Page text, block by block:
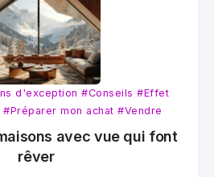
d'exception#Conseils#Effet
#Préparer mon achat #Vendre
avec vue qui font
rêver